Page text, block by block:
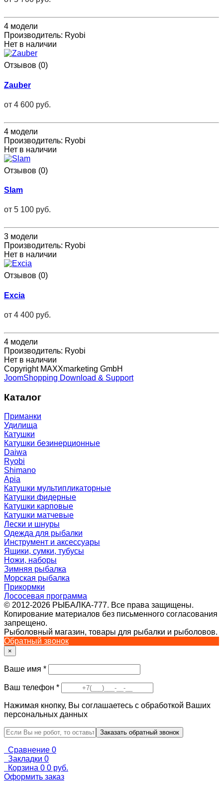
4 модели
Производитель: Ryobi
Нет в наличии
Отзывов (0)
Zauber
от 4 600 руб.
4 модели
Производитель: Ryobi
Нет в наличии
Отзывов (0)
Slam
от 5 100 руб.
3 модели
Производитель: Ryobi
Нет в наличии
Отзывов (0)
Excia
от 4 400 руб.
4 модели
Производитель: Ryobi
Нет в наличии
Copyright MAXXmarketing GmbH
JoomShopping Download & Support
Каталог
Приманки
Удилища
Катушки
Катушки безинерционные
Daiwa
Ryobi
Shimano
Apia
Катушки мультипликаторные
Катушки фидерные
Катушки карповые
Катушки матчевые
Лески и шнуры
Одежда для рыбалки
Инструмент и аксессуары
Ящики, сумки, тубусы
Ножи, наборы
Зимняя рыбалка
Морская рыбалка
Прикормки
Лососевая программа
© 2012-2026 РЫБАЛКА-777. Все права защищены.
Копирование материалов без письменного согласования
запрещено.
Рыболовный магазин, товары для рыбалки и рыболовов.
Обратный звонок
×
Ваше имя *
Ваш телефон *
Нажимая кнопку, Вы соглашаетесь с обработкой Ваших
персональных данных
Сравнение 0
Закладки 0
Корзина 0 0 руб.
Оформить заказ